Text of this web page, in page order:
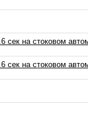
сек на стоковом
сек на стоковом